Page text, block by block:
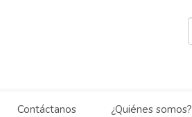
Contáctanos ¿Quiénes somos?